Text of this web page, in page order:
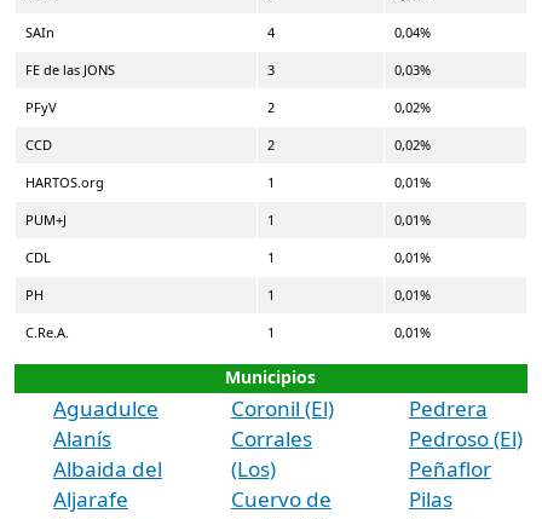
SAIn 4 0,04%
FE de las JONS 3 0,03%
PFyV 2 0,02%
CCD 2 0,02%
HARTOS.org 1 0,01%
PUM+J 1 0,01%
CDL 1 0,01%
PH 1 0,01%
C.Re.A. 1 0,01%
Municipios
Aguadulce
Alanís
Albaida del
Aljarafe
Coronil (El)
Corrales
(Los)
Cuervo de
Pedrera
Pedroso (El)
Peñaflor
Pilas